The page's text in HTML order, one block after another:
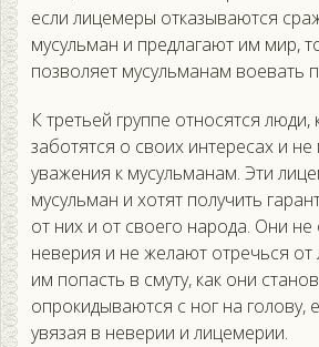
если лицемеры отказываются
мусульман и предлагают им мир,
позволяет мусульманам воевать
К третьей группе относятся люди,
заботятся о своих интересах и не
уважения к мусульманам. Эти
мусульман и хотят получить
от них и от своего народа. Они
неверия и не желают отречься от
им попасть в смуту, как они
опрокидываются с ног на
увязая в неверии и лицемерии.